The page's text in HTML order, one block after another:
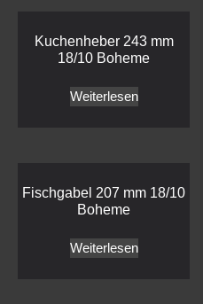
Kuchenheber 243 mm
18/10 Boheme
Weiterlesen
Fischgabel 207 mm 18/10
Boheme
Weiterlesen